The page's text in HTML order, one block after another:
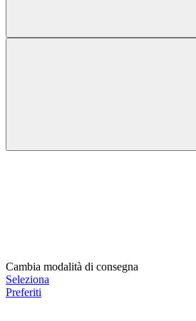
Cambia modalità di consegna
Seleziona
Preferiti